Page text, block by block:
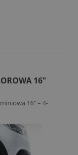
16"
16" – 4-